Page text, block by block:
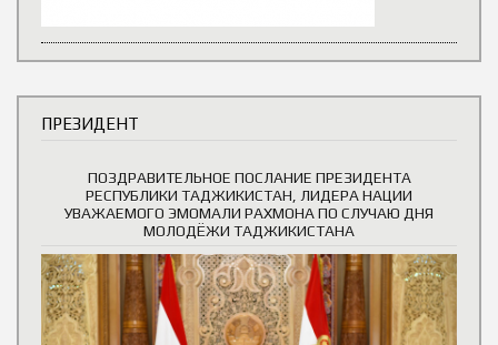
ПРЕЗИДЕНТ
ПОЗДРАВИТЕЛЬНОЕ ПОСЛАНИЕ ПРЕЗИДЕНТА
РЕСПУБЛИКИ ТАДЖИКИСТАН, ЛИДЕРА НАЦИИ
УВАЖАЕМОГО ЭМОМАЛИ РАХМОНА ПО СЛУЧАЮ ДНЯ
МОЛОДЁЖИ ТАДЖИКИСТАНА